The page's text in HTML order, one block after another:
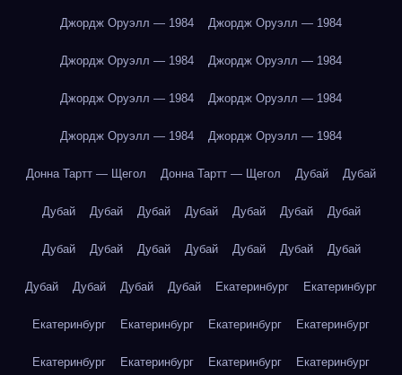
Джордж Оруэлл — 1984 Джордж Оруэлл — 1984
Джордж Оруэлл — 1984 Джордж Оруэлл — 1984
Джордж Оруэлл — 1984 Джордж Оруэлл — 1984
Джордж Оруэлл — 1984 Джордж Оруэлл — 1984
Донна Тартт — Щегол Донна Тартт — Щегол Дубай Дубай
Дубай Дубай Дубай Дубай Дубай Дубай Дубай
Дубай Дубай Дубай Дубай Дубай Дубай Дубай
Дубай Дубай Дубай Дубай Екатеринбург Екатеринбург
Екатеринбург Екатеринбург Екатеринбург Екатеринбург
Екатеринбург Екатеринбург Екатеринбург Екатеринбург